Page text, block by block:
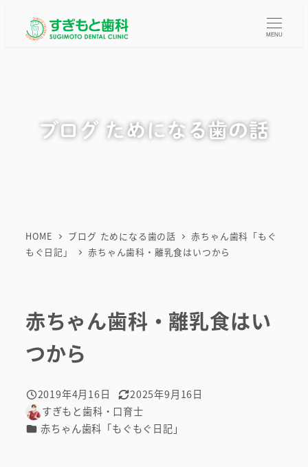
MENU
ブログ ためになる歯の話
HOME ブログ ためになる歯の話
赤ちゃん歯科「もぐ
もぐ日記」
赤ちゃん歯科・離乳食はいつから
赤ちゃん歯科・離乳食はい
つから
投稿日
2019年4月16日
更新日
2025年9月16日
著
者
すぎもと歯科・口育士
カテゴリー
赤ちゃん歯科「もぐもぐ日記」